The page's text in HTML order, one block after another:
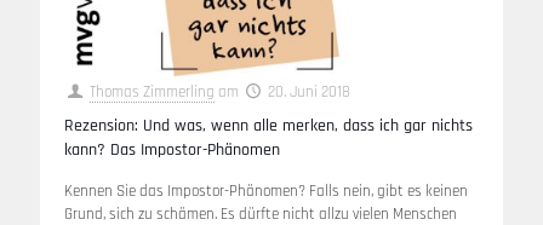
Thomas Zimmerling am 20. Juni 2018
Rezension: Und was, wenn alle merken, dass ich gar nichts
kann? Das Impostor-Phänomen
Kennen Sie das Impostor-Phänomen? Falls nein, gibt es keinen
Grund, sich zu schämen. Es dürfte nicht allzu vielen Menschen